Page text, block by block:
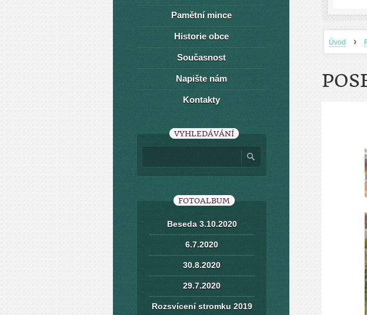
Úvod ›
Pamětní mince
Historie obce
Současnost
Napište nám
Kontakty
VYHLEDÁVÁNÍ
FOTOALBUM
Beseda 3.10.2020
6.7.2020
30.8.2020
29.7.2020
Rozsvícení stromku 2019